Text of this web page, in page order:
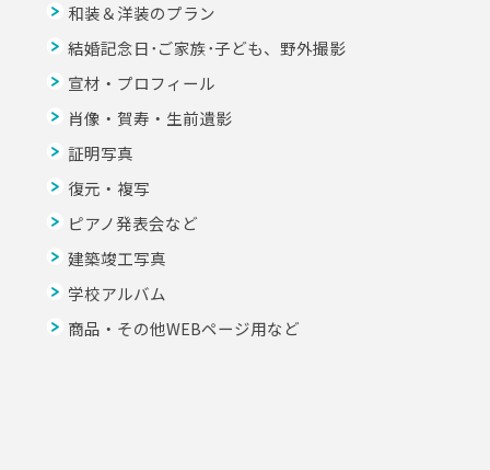
和装＆洋装のプラン
結婚記念日･ご家族･子ども、野外撮影
宣材・プロフィール
肖像・賀寿・生前遺影
証明写真
復元・複写
ピアノ発表会など
建築竣工写真
学校アルバム
商品・その他WEBページ用など